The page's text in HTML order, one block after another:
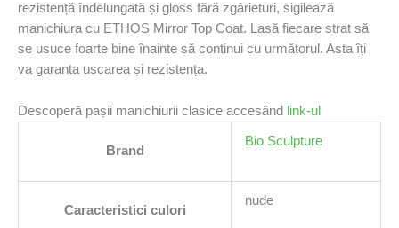
rezistență îndelungată și gloss fără zgârieturi, sigilează
manichiura cu ETHOS Mirror Top Coat. Lasă fiecare strat să
se usuce foarte bine înainte să continui cu următorul. Asta îți
va garanta uscarea și rezistența.
Descoperă pașii manichiurii clasice accesând link-ul
Brand
Bio Sculpture
Caracteristici culori
nude